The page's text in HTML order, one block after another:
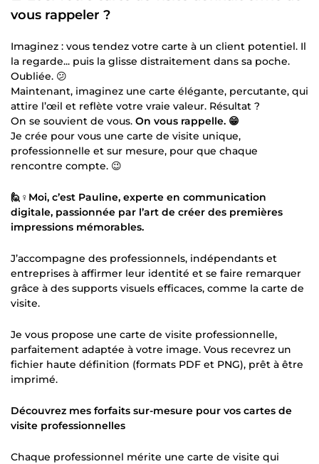
vous rappeler ?
Imaginez : vous tendez votre carte à un client potentiel. Il
la regarde... puis la glisse distraitement dans sa poche.
Oubliée. 😕
Maintenant, imaginez une carte élégante, percutante, qui
attire l’œil et reflète votre vraie valeur. Résultat ?
On se souvient de vous. On vous rappelle. 😁
Je crée pour vous une carte de visite unique,
professionnelle et sur mesure, pour que chaque
rencontre compte. 😉
🙋♀️Moi, c’est Pauline, experte en communication
digitale, passionnée par l’art de créer des premières
impressions mémorables.
J’accompagne des professionnels, indépendants et
entreprises à affirmer leur identité et se faire remarquer
grâce à des supports visuels efficaces, comme la carte de
visite.
Je vous propose une carte de visite professionnelle,
parfaitement adaptée à votre image. Vous recevrez un
fichier haute définition (formats PDF et PNG), prêt à être
imprimé.
Découvrez mes forfaits sur-mesure pour vos cartes de
visite professionnelles
Chaque professionnel mérite une carte de visite qui